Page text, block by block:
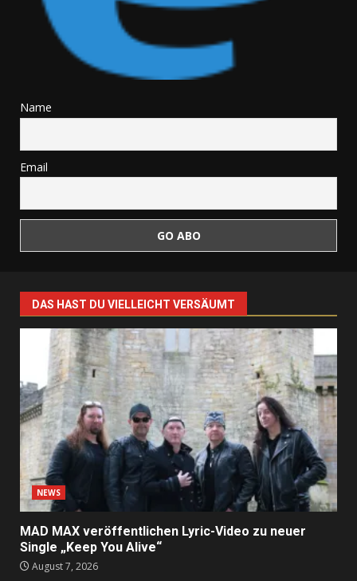
Name
Email
DAS HAST DU VIELLEICHT VERSÄUMT
NEWS
MAD MAX veröffentlichen Lyric-Video zu neuer
Single „Keep You Alive“
August 7, 2026